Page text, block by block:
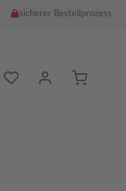
sicherer Bestellprozess
Du hast %counter%